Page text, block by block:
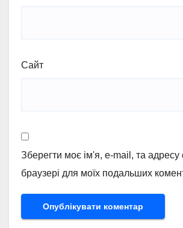
Сайт
Зберегти моє ім'я, e-mail, та адресу
браузері для моїх подальших